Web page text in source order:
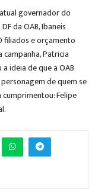
governador do
da OAB, Ibaneis
filiados e orçamento
Patricia
ideia de que a OAB
de quem se
Felipe